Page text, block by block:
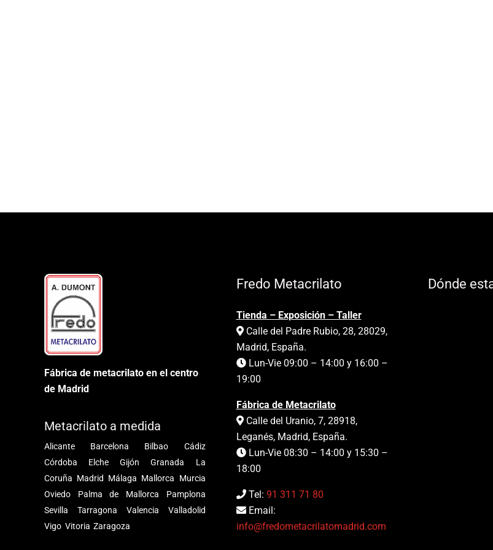
Fábrica de metacrilato en el centro
de Madrid
Metacrilato a medida
Alicante Barcelona Bilbao
Cádiz
Córdoba
Elche Gijón Granada
La
Coruña Madrid Málaga Mallorca
Murcia
Oviedo
Palma de Mallorca
Pamplona
Sevilla
Tarragona Valencia
Valladolid
Vigo Vitoria Zaragoza
Fredo Metacrilato
Tienda – Exposición – Taller
Calle del Padre Rubio, 28, 28029,
Madrid, España.
Lun-Vie 09:00 – 14:00 y 16:00 –
19:00
Fábrica de Metacrilato
Calle del Uranio, 7, 28918,
Leganés, Madrid, España.
Lun-Vie 08:30 – 14:00 y 15:30 –
18:00
Tel: 91 311 71 80
Email:
info@fredometacrilatomadrid.com
Dónde